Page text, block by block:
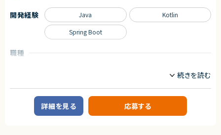
株式会社LASSIC
エージェントから
られます！
◎AWS環境での構築・検証経験を実務で積むことができます！
求めるスキル
・JavaまたはKotlin（Spring Boot）によるWebサービス開発経験（5年以
・AWS/GCP等クラウド環境での設計・構築・運用経験
■尚可要件：
・Datadog等の監視ツール利用経験
・セキュリティ、ネットワーク、DBに関する深い知識
・toCサービス開発経験
職種
業務内容
■案件概要
toC向けWebサービスの開発・運用をお任せします。
開発経験 Java Kotlin
Spring Boot
詳細を見る 応募する